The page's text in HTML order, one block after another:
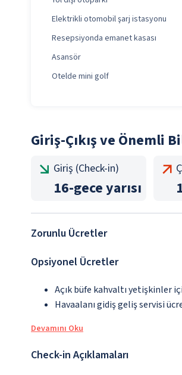
Elektrikli otomobil şarj istasyonu
Resepsiyonda emanet kasası
Asansör
Otelde mini golf
Giriş-Çıkış ve Önemli
Giriş (Check-in)
16-gece yarısı
Zorunlu Ücretler
Opsiyonel Ücretler
Açık büfe kahvaltı yetişkinler
Havaalanı gidiş geliş servisi
Devamını Oku
Check-in Açıklamaları